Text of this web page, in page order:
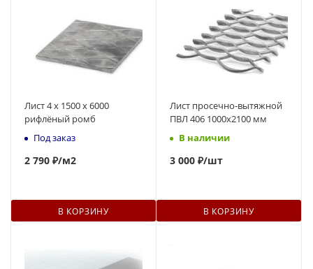
Лист 4 х 1500 х 6000
рифлёный ромб
Под заказ
2 790 ₽/м2
В КОРЗИНУ
Лист просечно-вытяжной
ПВЛ 406 1000х2100 мм
В наличии
3 000 ₽/шт
В КОРЗИНУ